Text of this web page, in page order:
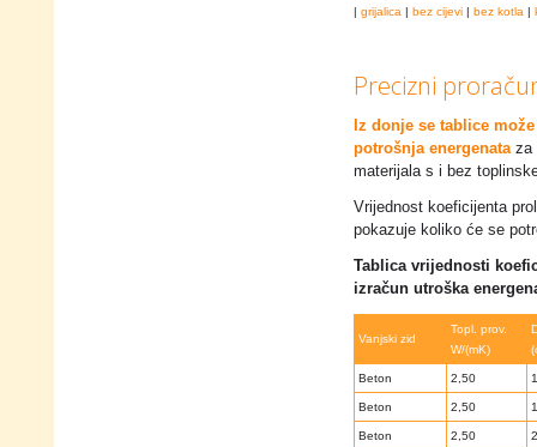
| grijalica | bez cijevi | bez kotla |
Precizni
Iz donje se tablice
potrošnja energenataza
materijala s i bez
Vrijednost koeficijenta
pokazuje koliko će se
Tablica vrijednosti
izračun utroška
Vanjski zid
Topl. prov.
W/(mK)
Beton 2,50
Beton 2,50
Beton 2,50